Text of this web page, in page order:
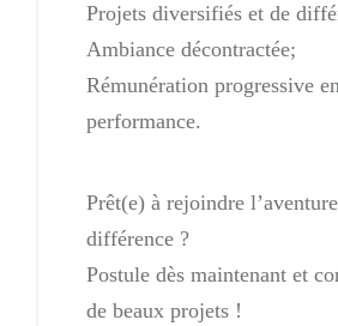
Projets diversifiés et de
Ambiance décontractée;
Rémunération progressive
performance.
Prêt(e) à rejoindre
différence ?
Postule dès maintenant et
de beaux projets !